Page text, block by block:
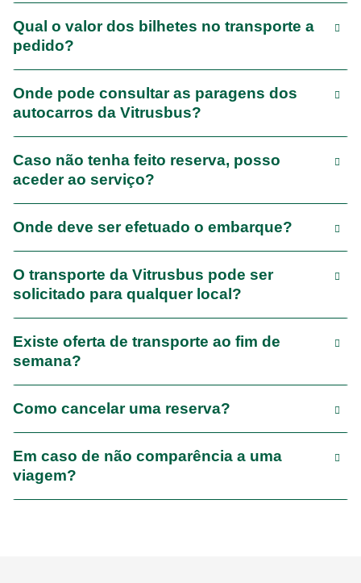
Qual o valor dos bilhetes no transporte a
pedido?
Onde pode consultar as paragens dos
autocarros da Vitrusbus?
Caso não tenha feito reserva, posso
aceder ao serviço?
Onde deve ser efetuado o embarque?
O transporte da Vitrusbus pode ser
solicitado para qualquer local?
Existe oferta de transporte ao fim de
semana?
Como cancelar uma reserva?
Em caso de não comparência a uma
viagem?